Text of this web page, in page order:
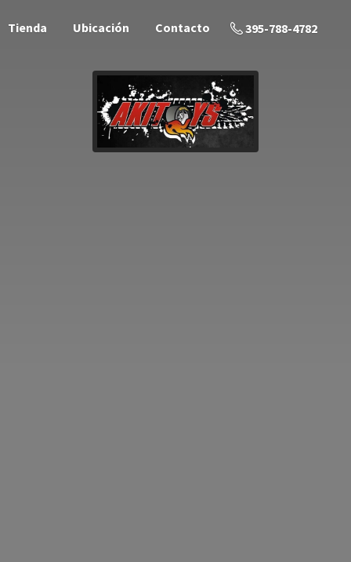
Tienda Ubicación Contacto 395-788-4782